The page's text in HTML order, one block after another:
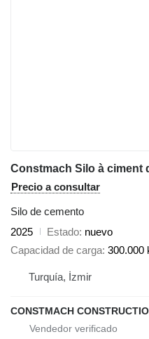
Constmach Silo à ciment
Precio a consultar
Silo de cemento
2025
Estado nuevo
Capacidad de carga 300.000
Turquía, İzmir
CONSTMACH